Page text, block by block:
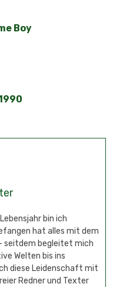
Boy
bin ich
hat alles mit dem
seitdem begleitet mich
Welten bis ins
diese Leidenschaft mit
Redner und Texter